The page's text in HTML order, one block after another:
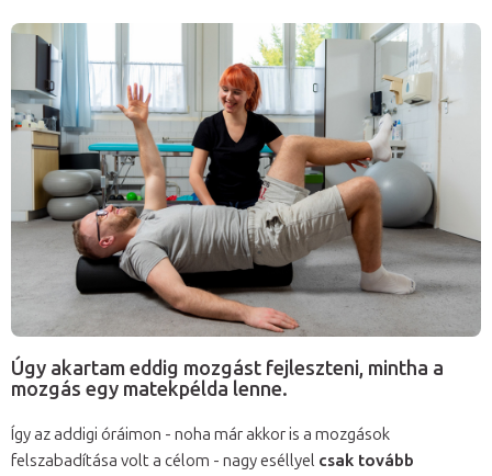
Úgy akartam eddig mozgást fejleszteni, mintha a
mozgás egy matekpélda lenne.
Így az addigi óráimon - noha már akkor is a mozgások
felszabadítása volt a célom - nagy eséllyel csak tovább